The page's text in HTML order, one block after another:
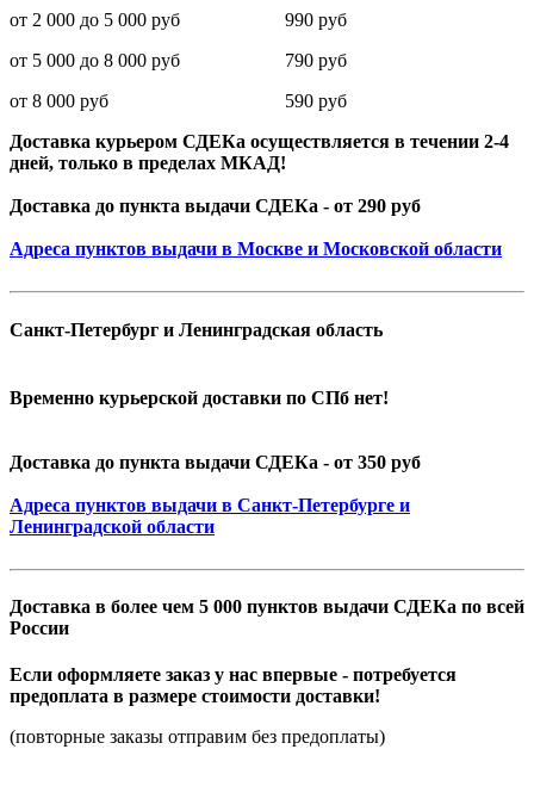
от 2 000 до 5 000 руб 990 руб
от 5 000 до 8 000 руб 790 руб
от 8 000 руб 590 руб
Доставка курьером СДЕКа осуществляется в течении 2-4
дней, только в пределах МКАД!
Доставка до пункта выдачи СДЕКа - от 290 руб
Адреса пунктов выдачи в Москве и Московской области
Санкт-Петербург и Ленинградская область
Временно курьерской доставки по СПб нет!
Доставка до пункта выдачи СДЕКа - от 350 руб
Адреса пунктов выдачи в Санкт-Петербурге и
Ленинградской области
Доставка в более чем 5 000 пунктов выдачи СДЕКа по всей
России
Если оформляете заказ у нас впервые - потребуется
предоплата в размере стоимости доставки!
(повторные заказы отправим без предоплаты)